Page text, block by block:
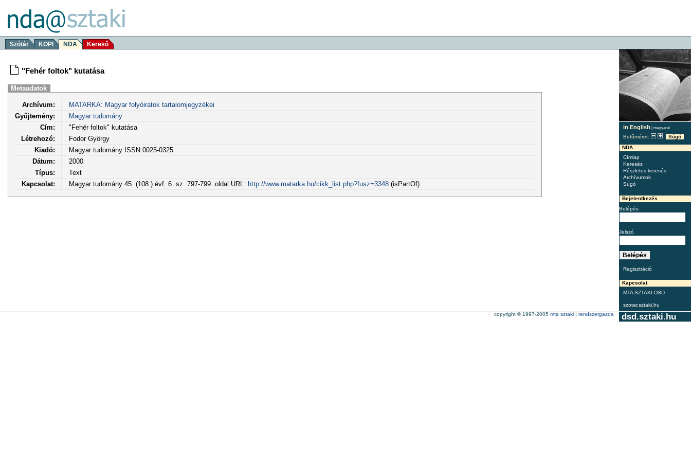
Szótár KOPI NDA Kereső
in English | magyarul
Betűméret:
Súgó
NDA
Címlap
Keresés
Részletes keresés
Archívumok
Súgó
Bejelentkezés
Belépés
Jelszó
Regisztráció
Kapcsolat
MTA SZTAKI DSD
szotar.sztaki.hu
"Fehér foltok" kutatása
Metaadatok
Archívum:
MATARKA: Magyar folyóiratok tartalomjegyzékei
Gyűjtemény:
Magyar tudomány
Cím:
"Fehér foltok" kutatása
Létrehozó:
Fodor György
Kiadó:
Magyar tudomány ISSN 0025-0325
Dátum:
2000
Típus:
Text
Kapcsolat:
Magyar tudomány 45. (108.) évf. 6. sz. 797-799. oldal URL: http://www.matarka.hu/cikk_list.php?fusz=3348(isPartOf)
dsd.sztaki.hu
copyright © 1997-2005 mta sztaki | rendszergazda